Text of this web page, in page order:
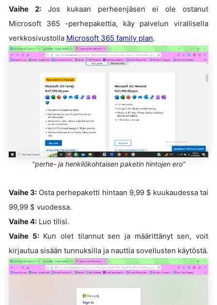
Vaihe 2: Jos kukaan perheenjäsen ei ole ostanut
Microsoft 365 -perhepakettia, käy palvelun virallisella
verkkosivustolla Microsoft 365 family plan.
"perhe- ja henkilökohtaisen paketin hintojen ero"
Vaihe 3: Osta perhepaketti hintaan 9,99 $ kuukaudessa tai
99,99 $ vuodessa.
Vaihe 4: Luo tilisi.
Vaihe 5:Kun olet tilannut sen ja määrittänyt sen, voit
kirjautua sisään tunnuksilla ja nauttia sovellusten käytöstä.